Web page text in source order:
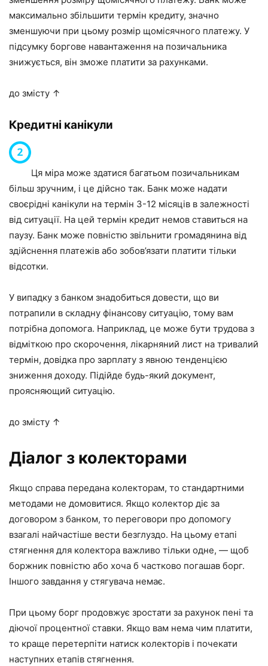
максимально збільшити термін кредиту, значно
зменшуючи при цьому розмір щомісячного платежу. У
підсумку боргове навантаження на позичальника
знижується, він зможе платити за рахунками.
до змісту ↑
Кредитні канікули
Ця міра може здатися багатьом позичальникам
більш зручним, і це дійсно так. Банк може надати
своєрідні канікули на термін 3-12 місяців в залежності
від ситуації. На цей термін кредит немов ставиться на
паузу. Банк може повністю звільнити громадянина від
здійснення платежів або зобов’язати платити тільки
відсотки.
У випадку з банком знадобиться довести, що ви
потрапили в складну фінансову ситуацію, тому вам
потрібна допомога. Наприклад, це може бути трудова з
відміткою про скорочення, лікарняний лист на тривалий
термін, довідка про зарплату з явною тенденцією
зниження доходу. Підійде будь-який документ,
проясняющий ситуацію.
до змісту ↑
Діалог з колекторами
Якщо справа передана колекторам, то стандартними
методами не домовитися. Якщо колектор діє за
договором з банком, то переговори про допомогу
взагалі найчастіше вести безглуздо. На цьому етапі
стягнення для колектора важливо тільки одне, — щоб
боржник повністю або хоча б частково погашав борг.
Іншого завдання у стягувача немає.
При цьому борг продовжує зростати за рахунок пені та
діючої процентної ставки. Якщо вам нема чим платити,
то краще перетерпіти натиск колекторів і почекати
наступних етапів стягнення.